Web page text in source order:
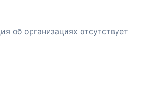
об организациях отсутствует